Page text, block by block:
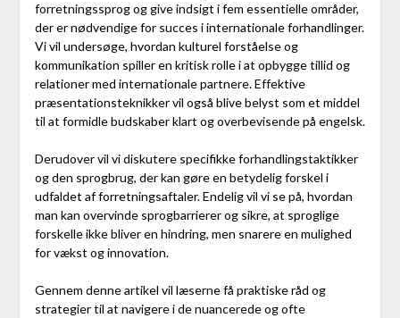
forretningssprog og give indsigt i fem essentielle områder,
der er nødvendige for succes i internationale forhandlinger.
Vi vil undersøge, hvordan kulturel forståelse og
kommunikation spiller en kritisk rolle i at opbygge tillid og
relationer med internationale partnere. Effektive
præsentationsteknikker vil også blive belyst som et middel
til at formidle budskaber klart og overbevisende på engelsk.
Derudover vil vi diskutere specifikke forhandlingstaktikker
og den sprogbrug, der kan gøre en betydelig forskel i
udfaldet af forretningsaftaler. Endelig vil vi se på, hvordan
man kan overvinde sprogbarrierer og sikre, at sproglige
forskelle ikke bliver en hindring, men snarere en mulighed
for vækst og innovation.
Gennem denne artikel vil læserne få praktiske råd og
strategier til at navigere i de nuancerede og ofte